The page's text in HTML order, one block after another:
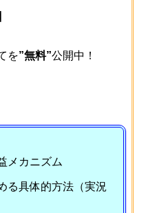
を”無料”公開中！
メカニズム
る具体的方法（実況